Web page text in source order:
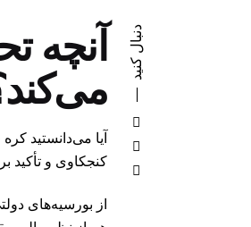
دنبال کنید
آنچه
کنجکاوی و تأکید